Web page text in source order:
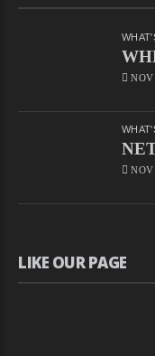
NOV
NOV
LIKE OUR PAGE